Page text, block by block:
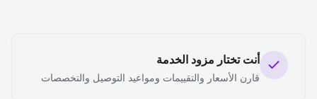
أنت تختار مزود الخدمة
قارن الأسعار والتقييمات ومواعيد التوصيل والتخصصات